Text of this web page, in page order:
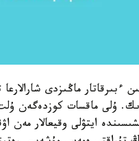
ءبىرقاتار ماڭىزدى
ۇلى ماقسات كوزدەگەن
2017-جىلدىڭ ەنشىسىندە ايتۋلى